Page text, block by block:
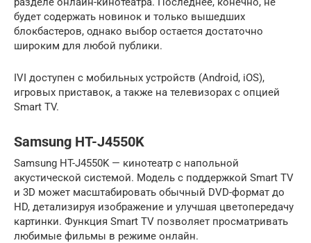
будет содержать новинок и только вышедших
блокбастеров, однако выбор остается достаточно
широким для любой публики.
IVI доступен с мобильных устройств (Android, iOS),
игровых приставок, а также на телевизорах с опцией
Smart TV.
Samsung HT-J4550K
Samsung HT-J4550K — кинотеатр с напольной
акустической системой. Модель с поддержкой Smart TV
и 3D может масштабировать обычный DVD-формат до
HD, детализируя изображение и улучшая цветопередачу
картинки. Функция Smart TV позволяет просматривать
любимые фильмы в режиме онлайн.